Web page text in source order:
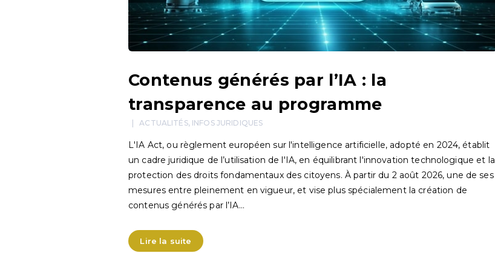
Contenus générés par l’IA : la
transparence au programme
ACTUALITÉS, INFOS JURIDIQUES
L'IA Act, ou règlement européen sur l'intelligence artificielle, adopté en 2024, établit
un cadre juridique de l’utilisation de l'IA, en équilibrant l'innovation technologique et la
protection des droits fondamentaux des citoyens. À partir du 2 août 2026, une de ses
mesures entre pleinement en vigueur, et vise plus spécialement la création de
contenus générés par l’IA…
Lire la suite